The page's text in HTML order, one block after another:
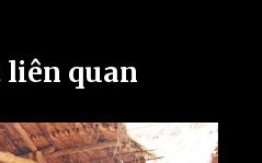
quan